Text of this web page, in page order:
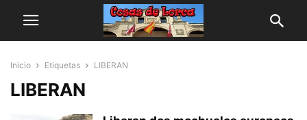
Inicio Etiquetas LIBERAN
LIBERAN